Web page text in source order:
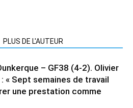
PLUS DE L'AUTEUR
– GF38 (4-2). Olivier
« Sept semaines de travail
une prestation comme